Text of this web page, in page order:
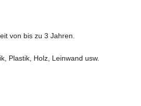
von bis zu 3 Jahren.
Plastik, Holz, Leinwand usw.